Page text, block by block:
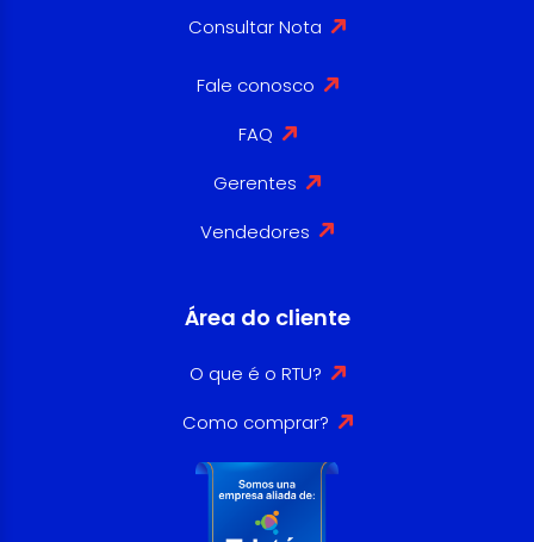
Consultar Nota
Fale conosco
FAQ
Gerentes
Vendedores
Área do cliente
O que é o RTU?
Como comprar?